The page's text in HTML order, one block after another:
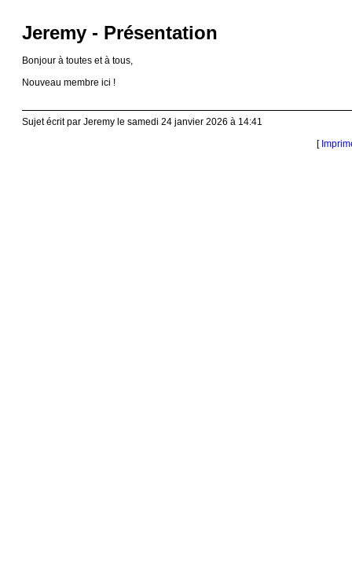
Jeremy - Présentation
Bonjour à toutes et à tous,
Nouveau membre ici !
Sujet écrit par Jeremy le samedi 24 janvier 2026 à 14:41
[